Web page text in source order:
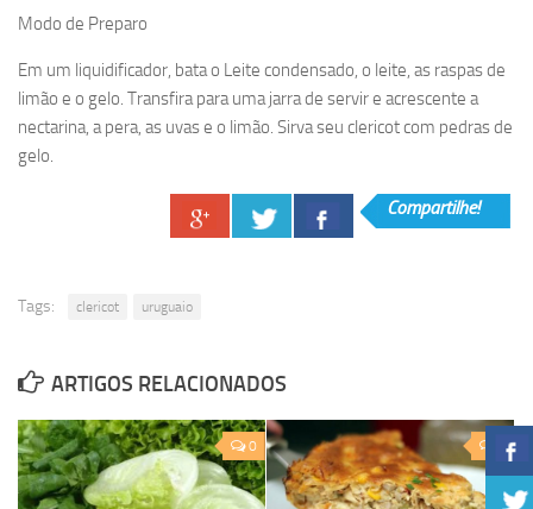
Modo de Preparo
Em um liquidificador, bata o Leite condensado, o leite, as raspas de
limão e o gelo. Transfira para uma jarra de servir e acrescente a
nectarina, a pera, as uvas e o limão. Sirva seu clericot com pedras de
gelo.
Compartilhe!
Tags: clericot uruguaio
ARTIGOS RELACIONADOS
0